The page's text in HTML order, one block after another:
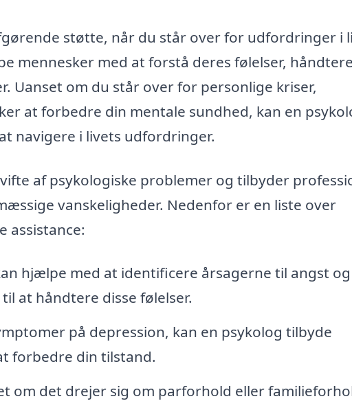
støtte, når du står over for udfordringer i
mennesker med at forstå deres følelser, håndtere
Uanset om du står over for personlige kriser,
at forbedre din mentale sundhed, kan en
navigere i livets udfordringer.
af psykologiske problemer og tilbyder
vanskeligheder. Nedenfor er en liste over
assistance:
hjælpe med at identificere årsagerne til angst og
at håndtere disse følelser.
på depression, kan en psykolog tilbyde
forbedre din tilstand.
om det drejer sig om parforhold eller